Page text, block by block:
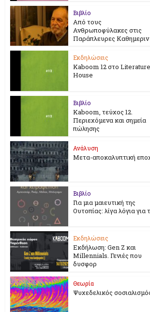
Βιβλίο
Από τους
Ανθρωποφύλακες στις
Παράπλευρες Καθημεριν
Εκδηλώσεις
Kaboom 12 στο Literature
House
Βιβλίο
Kaboom, τεύχος 12.
Περιεχόμενα και σημεία
πώλησης
Ανάλυση
Μετα-αποκαλυπτική
Βιβλίο
Για μια μαιευτική της
Ουτοπίας: λίγα λόγια για
Εκδηλώσεις
Εκδήλωση: Gen Z και
Millennials. Γενιές που
δυσφορ
Θεωρία
Ψυχεδελικός